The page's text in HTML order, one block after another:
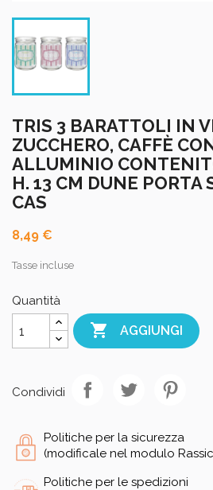
TRIS 3 BARATTOLI IN
ZUCCHERO, CAFFÈ
ALLUMINIO
H. 13 CM DUNE PORTA
CAS
8,49 €
Tasse incluse
Quantità
 AGGIUNGI
Condividi
Politiche per la sicurezza
(modificale nel modulo
Politiche per le spedizioni